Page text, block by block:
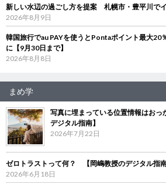
新しい水辺の過ごし方を提案 札幌市・豊平川で
2026年8月9日
韓国旅行でau PAYを使うとPontaポイント最大20
に【9月30日まで】
2026年8月8日
まめ学
写真に埋まっている位置情報はお
デジタル指南】
2026年7月22日
ゼロトラストって何？ 【岡嶋教授のデジタル指南
2026年6月18日